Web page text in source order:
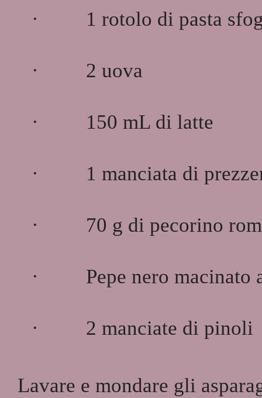
· 1 rotolo di pasta
· 2 uova
· 150 mL di latte
· 1 manciata di
· 70 g di pecorino
· Pepe nero macinato
· 2 manciate di pinoli
Lavare e mondare gli